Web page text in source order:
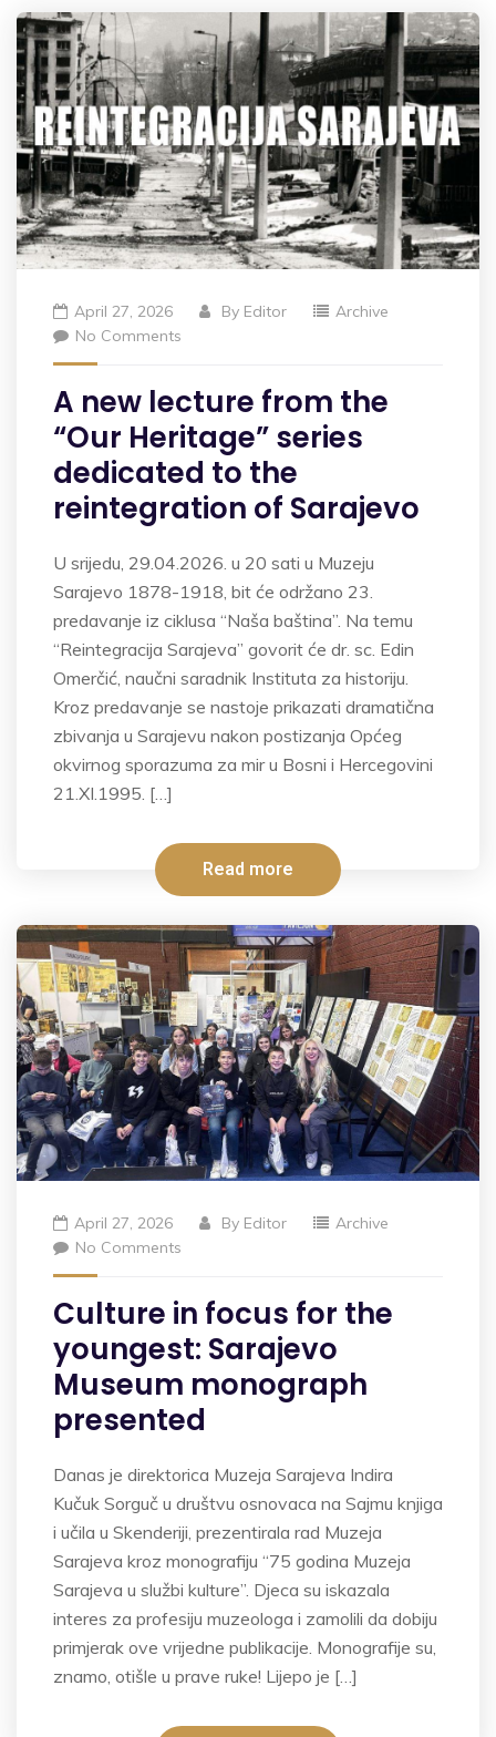
April 27, 2026 By Editor
Archive
No Comments
A new lecture from the
“Our Heritage” series
dedicated to the
reintegration of Sarajevo
U srijedu, 29.04.2026. u 20 sati u Muzeju
Sarajevo 1878-1918, bit će održano 23.
predavanje iz ciklusa “Naša baština”. Na temu
“Reintegracija Sarajeva” govorit će dr. sc. Edin
Omerčić, naučni saradnik Instituta za historiju.
Kroz predavanje se nastoje prikazati dramatična
zbivanja u Sarajevu nakon postizanja Općeg
okvirnog sporazuma za mir u Bosni i Hercegovini
21.XI.1995. […]
Read more
April 27, 2026 By Editor
Archive
No Comments
Culture in focus for the
youngest: Sarajevo
Museum monograph
presented
Danas je direktorica Muzeja Sarajeva Indira
Kučuk Sorguč u društvu osnovaca na Sajmu knjiga
i učila u Skenderiji, prezentirala rad Muzeja
Sarajeva kroz monografiju “75 godina Muzeja
Sarajeva u službi kulture”. Djeca su iskazala
interes za profesiju muzeologa i zamolili da dobiju
primjerak ove vrijedne publikacije. Monografije su,
znamo, otišle u prave ruke! Lijepo je […]